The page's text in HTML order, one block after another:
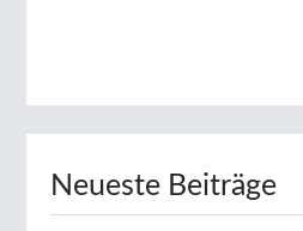
Neueste Beiträge